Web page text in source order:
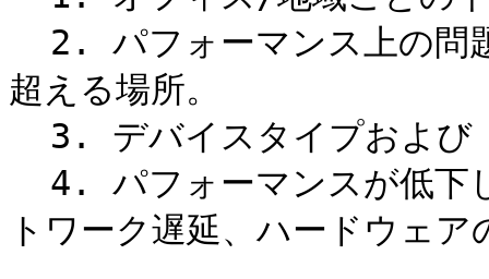
超える場所。
トワーク遅延、ハードウェア